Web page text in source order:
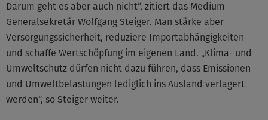
Darum geht es aber auch nicht“, zitiert das Medium
Generalsekretär Wolfgang Steiger. Man stärke aber
Versorgungssicherheit, reduziere Importabhängigkeiten
und schaffe Wertschöpfung im eigenen Land. „Klima- und
Umweltschutz dürfen nicht dazu führen, dass Emissionen
und Umweltbelastungen lediglich ins Ausland verlagert
werden“, so Steiger weiter.